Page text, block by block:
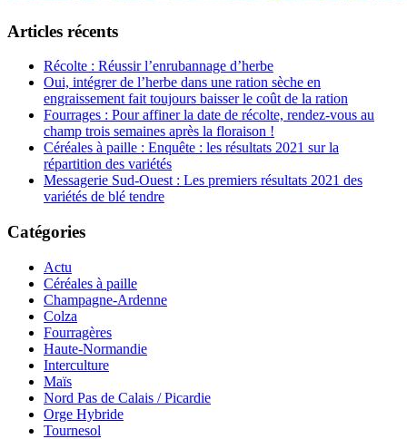
Articles récents
Récolte : Réussir l’enrubannage d’herbe
Oui, intégrer de l’herbe dans une ration sèche en
engraissement fait toujours baisser le coût de la ration
Fourrages : Pour affiner la date de récolte, rendez-vous au
champ trois semaines après la floraison !
Céréales à paille : Enquête : les résultats 2021 sur la
répartition des variétés
Messagerie Sud-Ouest : Les premiers résultats 2021 des
variétés de blé tendre
Catégories
Actu
Céréales à paille
Champagne-Ardenne
Colza
Fourragères
Haute-Normandie
Interculture
Maïs
Nord Pas de Calais / Picardie
Orge Hybride
Tournesol